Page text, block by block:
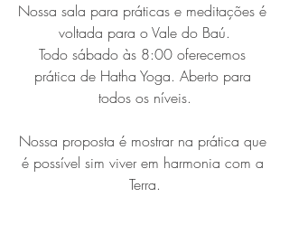
Nossa sala para práticas e meditações é
voltada para o Vale do Baú.
Todo sábado às 8:00 oferecemos
prática de Hatha Yoga. Aberto para
todos os níveis.
Nossa proposta é mostrar na prática que
é possível sim viver em harmonia com a
Terra.